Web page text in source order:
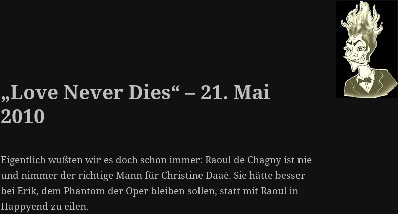
„Love Never Dies“ – 21. Mai
2010
Eigentlich wußten wir es doch schon immer: Raoul de Chagny ist nie
und nimmer der richtige Mann für Christine Daaè. Sie hätte besser
bei Erik, dem Phantom der Oper bleiben sollen, statt mit Raoul in
Happyend zu eilen.